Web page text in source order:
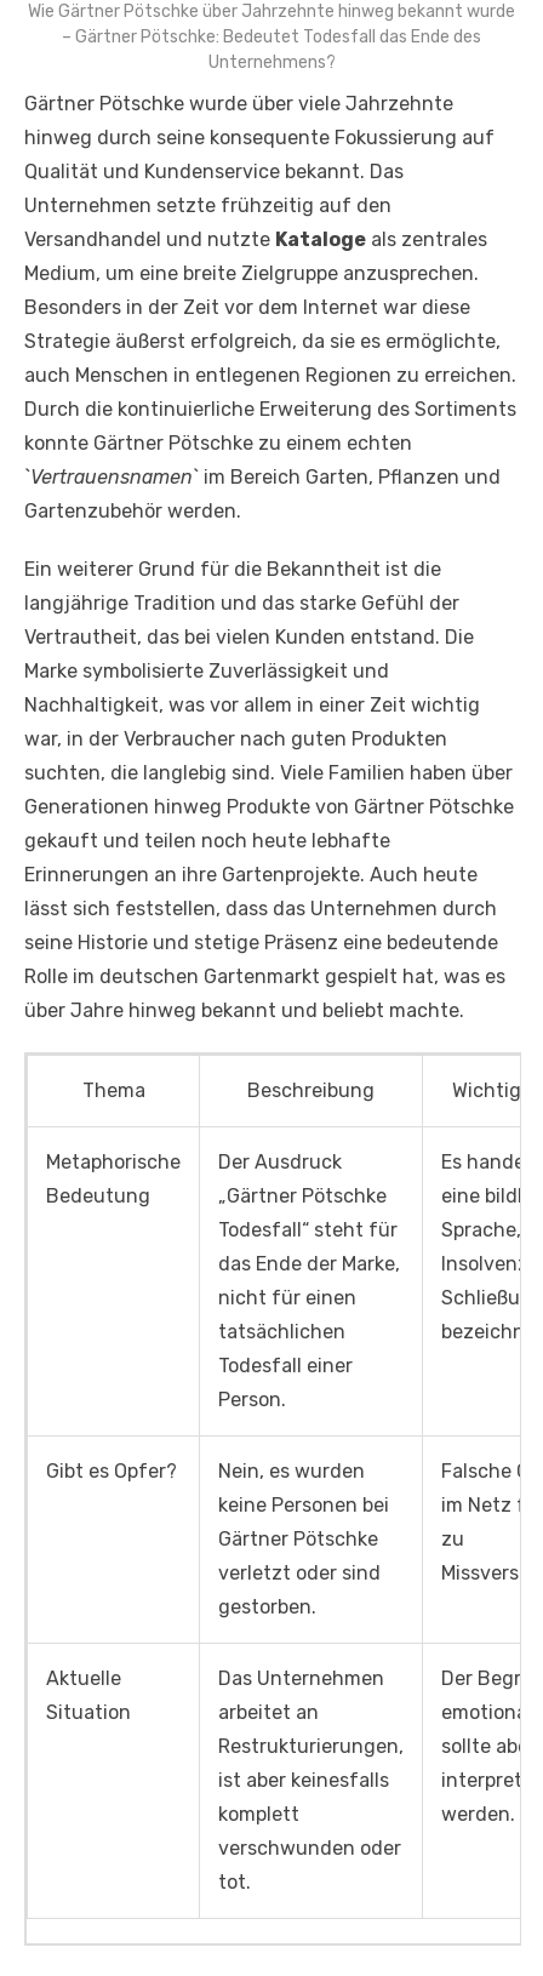
Wie Gärtner Pötschke über Jahrzehnte hinweg bekannt wurde
– Gärtner Pötschke: Bedeutet Todesfall das Ende des
Unternehmens?
Gärtner Pötschke wurde über viele Jahrzehnte
hinweg durch seine konsequente Fokussierung auf
Qualität und Kundenservice bekannt. Das
Unternehmen setzte frühzeitig auf den
Versandhandel und nutzte Kataloge als zentrales
Medium, um eine breite Zielgruppe anzusprechen.
Besonders in der Zeit vor dem Internet war diese
Strategie äußerst erfolgreich, da sie es ermöglichte,
auch Menschen in entlegenen Regionen zu erreichen.
Durch die kontinuierliche Erweiterung des Sortiments
konnte Gärtner Pötschke zu einem echten
`Vertrauensnamen` im Bereich Garten, Pflanzen und
Gartenzubehör werden.
Ein weiterer Grund für die Bekanntheit ist die
langjährige Tradition und das starke Gefühl der
Vertrautheit, das bei vielen Kunden entstand. Die
Marke symbolisierte Zuverlässigkeit und
Nachhaltigkeit, was vor allem in einer Zeit wichtig
war, in der Verbraucher nach guten Produkten
suchten, die langlebig sind. Viele Familien haben über
Generationen hinweg Produkte von Gärtner Pötschke
gekauft und teilen noch heute lebhafte
Erinnerungen an ihre Gartenprojekte. Auch heute
lässt sich feststellen, dass das Unternehmen durch
seine Historie und stetige Präsenz eine bedeutende
Rolle im deutschen Gartenmarkt gespielt hat, was es
über Jahre hinweg bekannt und beliebt machte.
Thema Beschreibung
Metaphorische
Bedeutung
Der Ausdruck
„Gärtner Pötschke
Todesfall“ steht für
das Ende der Marke,
nicht für einen
tatsächlichen
Todesfall einer
Person.
Es
eine
Sprache,
Insolvenz
Schließung
Gibt es Opfer?
Nein, es wurden
keine Personen bei
Gärtner Pötschke
verletzt oder sind
gestorben.
Falsche
im Netz
zu
Aktuelle
Situation
Das Unternehmen
arbeitet an
Restrukturierungen,
ist aber keinesfalls
komplett
verschwunden oder
tot.
Der
emotional
sollte aber
werden.